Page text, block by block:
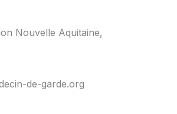
Nouvelle Aquitaine,
de-garde.org